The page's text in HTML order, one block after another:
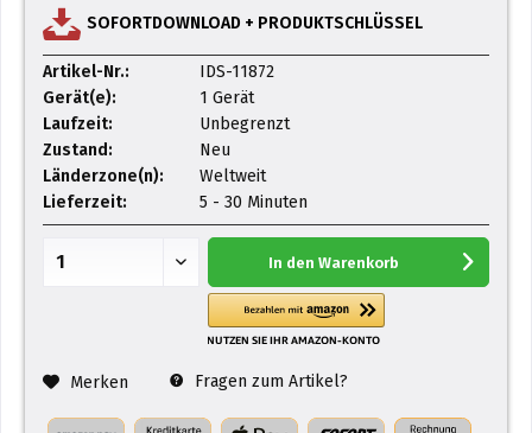
SOFORTDOWNLOAD + PRODUKTSCHLÜSSEL
Artikel-Nr.:
IDS-11872
Gerät(e):
1 Gerät
Laufzeit:
Unbegrenzt
Zustand:
Neu
Länderzone(n):
Weltweit
Lieferzeit:
5 - 30 Minuten
In den Warenkorb
Merken Fragen zum Artikel?